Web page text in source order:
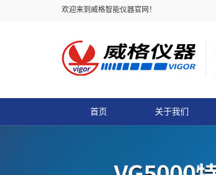
欢迎来到威格智能仪器官网！
首页 关于我们